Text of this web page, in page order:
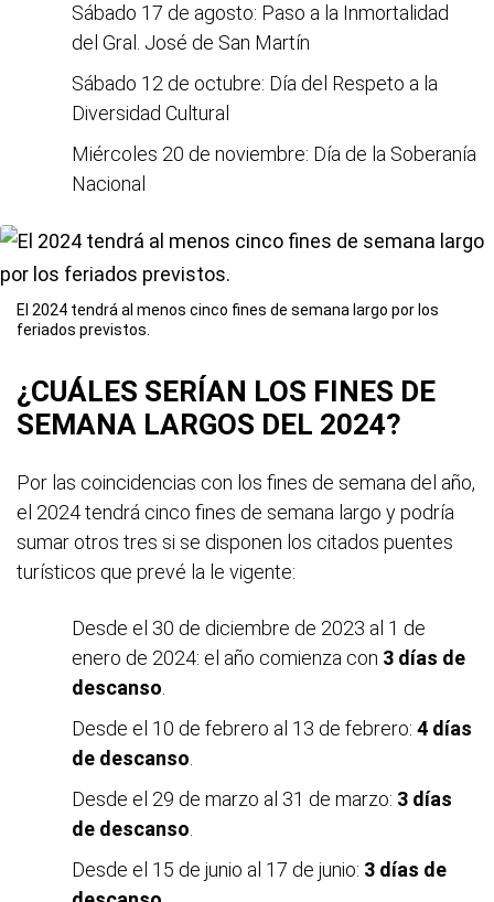
Sábado 17 de agosto: Paso a la Inmortalidad
del Gral. José de San Martín
Sábado 12 de octubre: Día del Respeto a la
Diversidad Cultural
Miércoles 20 de noviembre: Día de la Soberanía
Nacional
El 2024 tendrá al menos cinco fines de semana largo por los
feriados previstos.
¿CUÁLES SERÍAN LOS FINES DE
SEMANA LARGOS DEL 2024?
Por las coincidencias con los fines de semana del año,
el 2024 tendrá cinco fines de semana largo y podría
sumar otros tres si se disponen los citados puentes
turísticos que prevé la le vigente:
Desde el 30 de diciembre de 2023 al 1 de
enero de 2024: el año comienza con 3 días de
descanso
Desde el 10 de febrero al 13 de febrero: 4 días
de descanso
Desde el 29 de marzo al 31 de marzo: 3 días
de descanso
Desde el 15 de junio al 17 de junio: 3 días de